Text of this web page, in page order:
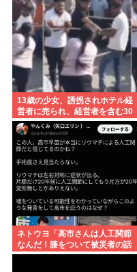
13歳の少女、誘拐されホテル経
営者に売られ、経営者を含む30
人以上から性的暴行。怒った群
集が折檻(動画有)。ホテルはブル
ドーザーで撤去
ネトウヨ「高市さんは人工関節
なんだ！膝をついて被災者の話
聞くとか拷問だろ！」⇒高市の